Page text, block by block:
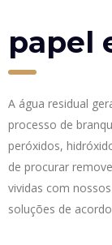
papel
A água residual
processo de
peróxidos,
de procurar
vividas com
soluções de